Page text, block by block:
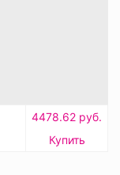
4478.62 руб.
Купить